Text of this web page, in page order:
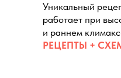
Уникальный
работает при
и раннем
РЕЦЕПТЫ +